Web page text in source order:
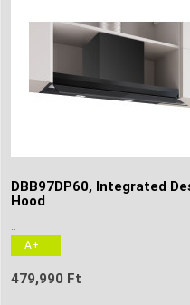
DBB97DP60, Integrated
Hood
A+
479,990 Ft